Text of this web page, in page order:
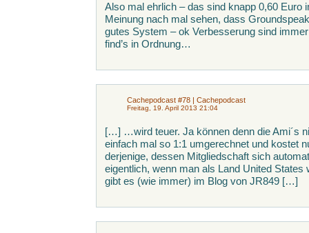
Also mal ehrlich – das sind knapp 0,60 Euro
Meinung nach mal sehen, dass
gutes System – ok Verbesserung sind
find’s in Ordnung…
Cachepodcast #78 | Cachepodcast
Freitag, 19. April 2013 21:04
[…] …wird teuer. Ja können denn die Ami´s
einfach mal so 1:1 umgerechnet und kostet
derjenige, dessen Mitgliedschaft sich
eigentlich, wenn man als Land United States
gibt es (wie immer) im Blog von JR849 […]